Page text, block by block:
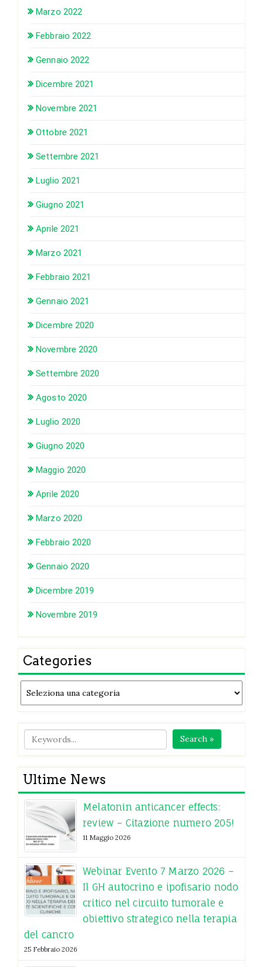
Marzo 2022
Febbraio 2022
Gennaio 2022
Dicembre 2021
Novembre 2021
Ottobre 2021
Settembre 2021
Luglio 2021
Giugno 2021
Aprile 2021
Marzo 2021
Febbraio 2021
Gennaio 2021
Dicembre 2020
Novembre 2020
Settembre 2020
Agosto 2020
Luglio 2020
Giugno 2020
Maggio 2020
Aprile 2020
Marzo 2020
Febbraio 2020
Gennaio 2020
Dicembre 2019
Novembre 2019
Categories
Search »
Ultime News
Melatonin anticancer effects:
review – Citazione numero 205!
11 Maggio 2026
Webinar Evento 7 Marzo 2026 –
Il GH autocrino e ipofisario nodo
critico nel circuito tumorale e
obiettivo strategico nella terapia
del cancro
25 Febbraio 2026